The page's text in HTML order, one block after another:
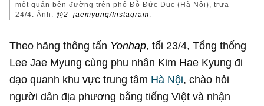
một quán bên đường trên phố Đỗ Đức Dục (Hà Nội), trưa
24/4. Ảnh: @2_jaemyung/Instagram.
Theo hãng thông tấn Yonhap, tối 23/4, Tổng thống
Lee Jae Myung cùng phu nhân Kim Hae Kyung đi
dạo quanh khu vực trung tâm Hà Nội, chào hỏi
người dân địa phương bằng tiếng Việt và nhận